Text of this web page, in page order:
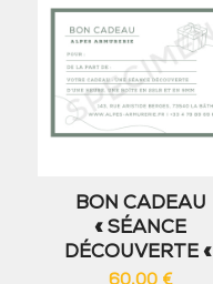
BON CADEAU
« SÉANCE
DÉCOUVERTE «